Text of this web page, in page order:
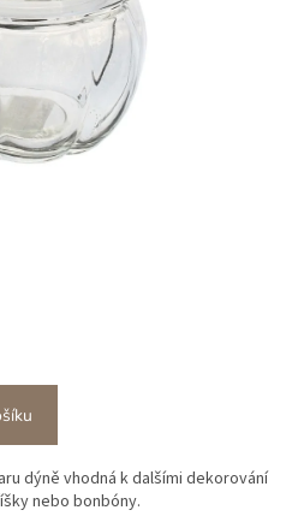
dýně vhodná k dalšími dekorování
nebo bonbóny.